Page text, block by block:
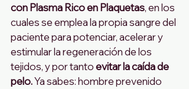
con Plasma Rico en Plaquetas, en los
cuales se emplea la propia sangre del
paciente para potenciar, acelerar y
estimular la regeneración de los
tejidos, y por tanto evitar la caída de
pelo. Ya sabes: hombre prevenido